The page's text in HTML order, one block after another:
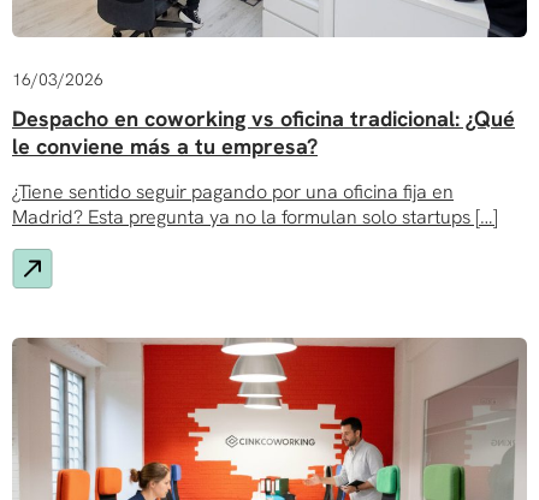
16/03/2026
Despacho en coworking vs oficina tradicional: ¿Qué
le conviene más a tu empresa?
¿Tiene sentido seguir pagando por una oficina fija en
Madrid? Esta pregunta ya no la formulan solo startups […]